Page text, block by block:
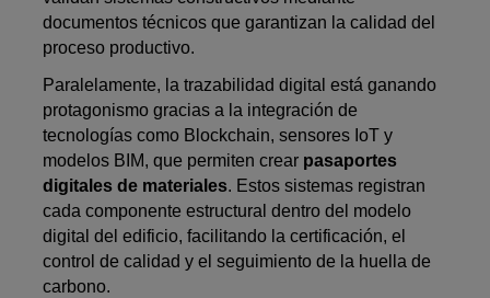
documentos técnicos que garantizan la calidad del
proceso productivo.
Paralelamente, la trazabilidad digital está ganando
protagonismo gracias a la integración de
tecnologías como Blockchain, sensores IoT y
modelos BIM, que permiten crear pasaportes
digitales de materiales. Estos sistemas registran
cada componente estructural dentro del modelo
digital del edificio, facilitando la certificación, el
control de calidad y el seguimiento de la huella de
carbono.